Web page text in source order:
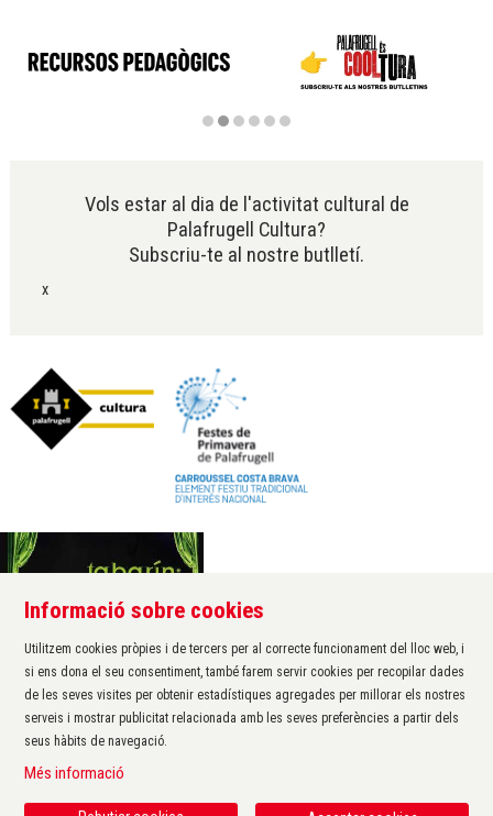
Vols estar al dia de l'activitat cultural de
Palafrugell Cultura?
Subscriu-te al nostre butlletí.
x
Àrea de cultura de l'Ajuntament de Palafrugell
Carrer Santa Margarida, 1
17200 Palafrugell
972 611 172 ·
cultura@palafrugell.cat
Sitemap | Avís Legal
Informació sobre cookies
Utilitzem cookies pròpies i de tercers per al correcte funcionament del lloc web, i
si ens dona el seu consentiment, també farem servir cookies per recopilar dades
de les seves visites per obtenir estadístiques agregades per millorar els nostres
serveis i mostrar publicitat relacionada amb les seves preferències a partir dels
seus hàbits de navegació.
Més informació